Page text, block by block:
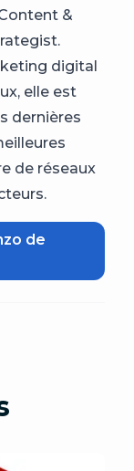
&
digital
elle est
dernières
de réseaux
de